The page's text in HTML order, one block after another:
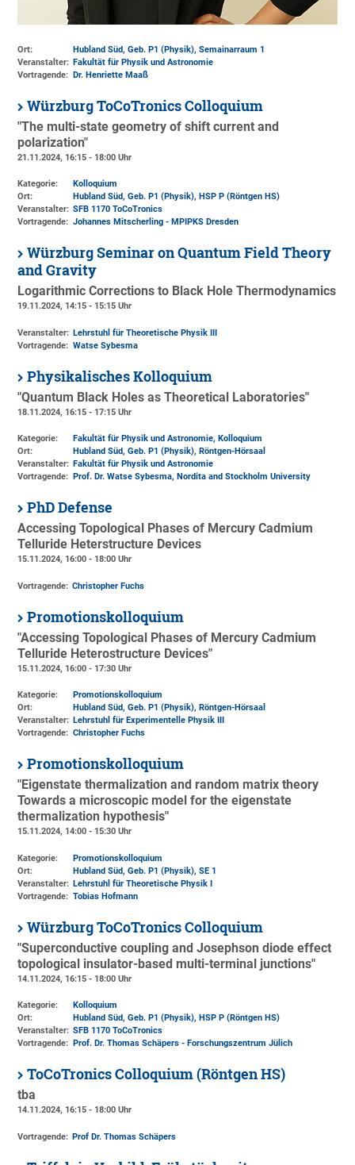
Ort: Hubland Süd, Geb. P1 (Physik), Semainarraum 1
Veranstalter: Fakultät für Physik und Astronomie
Vortragende: Dr. Henriette Maaß
Würzburg ToCoTronics Colloquium
"The multi-state geometry of shift current and
polarization"
21.11.2024, 16:15 - 18:00 Uhr
Kategorie:
Kolloquium
Ort:
Hubland Süd, Geb. P1 (Physik), HSP P (Röntgen HS)
Veranstalter: SFB 1170 ToCoTronics
Vortragende: Johannes Mitscherling - MPIPKS Dresden
Würzburg Seminar on Quantum Field Theory
and Gravity
Logarithmic Corrections to Black Hole Thermodynamics
19.11.2024, 14:15 - 15:15 Uhr
Veranstalter: Lehrstuhl für Theoretische Physik III
Vortragende: Watse Sybesma
Physikalisches Kolloquium
"Quantum Black Holes as Theoretical Laboratories"
18.11.2024, 16:15 - 17:15 Uhr
Kategorie:
Fakultät für Physik und Astronomie, Kolloquium
Ort:
Hubland Süd, Geb. P1 (Physik), Röntgen-Hörsaal
Veranstalter: Fakultät für Physik und Astronomie
Vortragende:
Prof. Dr. Watse Sybesma, Nordita and Stockholm University
PhD Defense
Accessing Topological Phases of Mercury Cadmium
Telluride Heterstructure Devices
15.11.2024, 16:00 - 18:00 Uhr
Vortragende: Christopher Fuchs
Promotionskolloquium
"Accessing Topological Phases of Mercury Cadmium
Telluride Heterostructure Devices"
15.11.2024, 16:00 - 17:30 Uhr
Kategorie:
Promotionskolloquium
Ort:
Hubland Süd, Geb. P1 (Physik), Röntgen-Hörsaal
Veranstalter: Lehrstuhl für Experimentelle Physik III
Vortragende: Christopher Fuchs
Promotionskolloquium
"Eigenstate thermalization and random matrix theory
Towards a microscopic model for the eigenstate
thermalization hypothesis"
15.11.2024, 14:00 - 15:30 Uhr
Kategorie:
Promotionskolloquium
Ort:
Hubland Süd, Geb. P1 (Physik), SE 1
Veranstalter: Lehrstuhl für Theoretische Physik I
Vortragende: Tobias Hofmann
Würzburg ToCoTronics Colloquium
"Superconductive coupling and Josephson diode effect
topological insulator-based multi-terminal junctions"
14.11.2024, 16:15 - 18:00 Uhr
Kategorie:
Kolloquium
Ort:
Hubland Süd, Geb. P1 (Physik), HSP P (Röntgen HS)
Veranstalter: SFB 1170 ToCoTronics
Vortragende:
Prof. Dr. Thomas Schäpers - Forschungszentrum Jülich
ToCoTronics Colloquium (Röntgen HS)
tba
14.11.2024, 16:15 - 18:00 Uhr
Vortragende: Prof Dr. Thomas Schäpers